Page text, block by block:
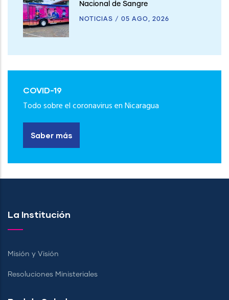
Nacional de Sangre
NOTICIAS / 05 AGO, 2026
COVID-19
Todo sobre el coronavirus en Nicaragua
Saber más
La Institución
Misión y Visión
Resoluciones Ministeriales